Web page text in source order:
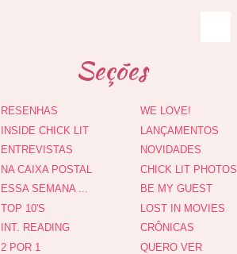
Seções
RESENHAS
INSIDE CHICK LIT
ENTREVISTAS
NA CAIXA POSTAL
ESSA SEMANA ...
TOP 10'S
INT. READING
2 POR 1
WE LOVE!
LANÇAMENTOS
NOVIDADES
CHICK LIT PHOTOS
BE MY GUEST
LOST IN MOVIES
CRÔNICAS
QUERO VER